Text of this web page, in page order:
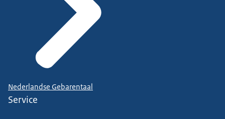
Nederlandse Gebarentaal
Service